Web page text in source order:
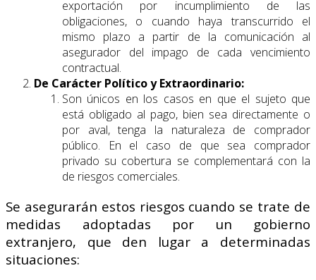
exportación por incumplimiento de las
obligaciones, o cuando haya transcurrido el
mismo plazo a partir de la comunicación al
asegurador del impago de cada vencimiento
contractual.
De Carácter Político y Extraordinario:
Son únicos en los casos en que el sujeto que
está obligado al pago, bien sea directamente o
por aval, tenga la naturaleza de comprador
público. En el caso de que sea comprador
privado su cobertura se complementará con la
de riesgos comerciales.
Se asegurarán estos riesgos cuando se trate de
medidas adoptadas por un gobierno
extranjero, que den lugar a determinadas
situaciones: